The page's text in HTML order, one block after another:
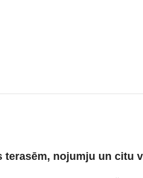
terasēm, nojumju un citu